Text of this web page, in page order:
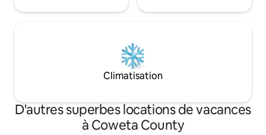
Climatisation
D'autres superbes locations de vacances
à Coweta County